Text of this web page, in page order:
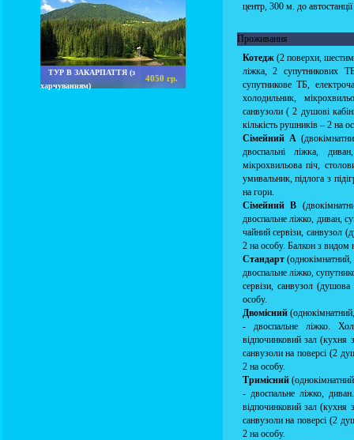
ТУР В ЗАКАРПАТТЯ (з
харчуванням)
4050 гр.
центр, 300 м. до
Проживання
Котедж(2 поверхи,
ліжка, 2 супутникових
супутникове ТБ,
холодильник,
санвузоли ( 2 душові
кількість рушників – 2 на
Сімейний А
двоспальні ліжка,
мікрохвильова піч,
умивальник, підлога з
на гори.
Сімейний В
двоспальне ліжко, диван,
чайний сервізи, санвузол
2 на особу. Балкон з видом
Стандарт(однокімнатний,
двоспальне ліжко,
сервізи, санвузол
особу.
Двомісний
- двоспальне ліжко.
відпочинковий зал (кухня
санвузоли на поверсі (2
2 на особу.
Тримісний
- двоспальне ліжко,
відпочинковий зал (кухня
санвузоли на поверсі (2
2 на особу.